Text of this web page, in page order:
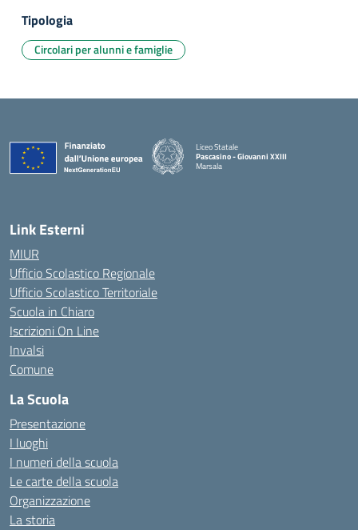
Tipologia
Circolari per alunni e famiglie
Liceo Statale
Pascasino - Giovanni XXIII
Marsala
Link Esterni
MIUR
Ufficio Scolastico Regionale
Ufficio Scolastico Territoriale
Scuola in Chiaro
Iscrizioni On Line
Invalsi
Comune
La Scuola
Presentazione
I luoghi
I numeri della scuola
Le carte della scuola
Organizzazione
La storia